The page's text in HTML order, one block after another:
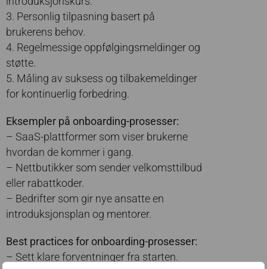
3. Personlig tilpasning basert på
brukerens behov.
4. Regelmessige oppfølgingsmeldinger og
støtte.
5. Måling av suksess og tilbakemeldinger
for kontinuerlig forbedring.
Eksempler på onboarding-prosesser:
– SaaS-plattformer som viser brukerne
hvordan de kommer i gang.
– Nettbutikker som sender velkomsttilbud
eller rabattkoder.
– Bedrifter som gir nye ansatte en
introduksjonsplan og mentorer.
Best practices for onboarding-prosesser:
– Sett klare forventninger fra starten.